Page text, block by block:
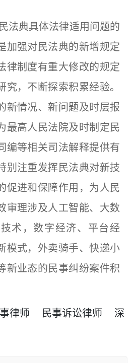
典具体法律适用问题的
加强对民法典的新增规定
律制度有重大修改的规定
究，不断探索积累经验。
新情况、新问题及时层报
最高人民法院及时制定民
编等相关司法解释提供有
别注重发挥民法典对新技
促进和保障作用，为人民
审理涉及人工智能、大数
术，数字经济、平台经
模式，外卖骑手、快递小
新业态的民事纠纷案件积
律师 民事诉讼律师
深